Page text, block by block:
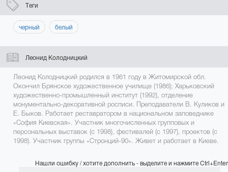
Теги
черный белый
Леонид Колодницкий
Леонид Колодницкий родился в 1961 году в Житомирской обл.
Окончил Брянское художественное училище (1986); Харьковский
художественно-промышленный институт (1992), отделение
монументально-декоративной росписи. Преподаватели В. Куликов и
Е. Быков. Работает реставратором в национальном заповеднике
«София Киевская». Участник многочисленных групповых и
персональных выставок (с 1998), фестивалей (с 1997), проектов (с
1998). Участник группы «Стронций-90». Живет и работает в Киеве.
Нашли ошибку / хотите дополнить - выделите и нажмите Ctrl+Enter